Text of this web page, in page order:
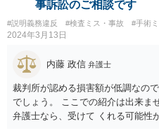
事訴訟のご相談です
#説明義務違反 #検査ミス・事故 #手術
2024年3月13日
内藤 政信 弁護士
裁判所が認める損害額が低調なの
でしょう。 ここでの紹介は出来ま
弁護士なら、受けて くれる可能性